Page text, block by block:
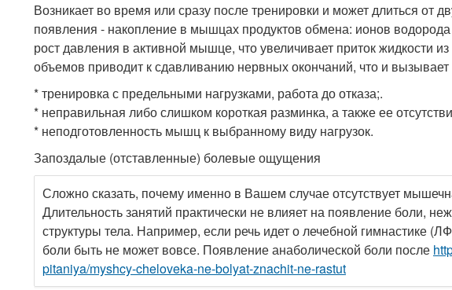
Возникает во время или сразу после тренировки и может длиться от
появления - накопление в мышцах продуктов обмена: ионов
рост давления в активной мышце, что увеличивает приток жидкости
объемов приводит к сдавливанию нервных окончаний, что и
* тренировка с предельными нагрузками, работа до отказа;.
* неправильная либо слишком короткая разминка, а также ее
* неподготовленность мышц к выбранному виду нагрузок.
Запоздалые (отставленные) болевые ощущения
Сложно сказать, почему именно в Вашем случае отсутствует
Длительность занятий практически не влияет на появление боли,
структуры тела. Например, если речь идет о лечебной гимнастике
боли быть не может вовсе. Появление анаболической боли после
pitaniya/myshcy-cheloveka-ne-bolyat-znachit-ne-rastut